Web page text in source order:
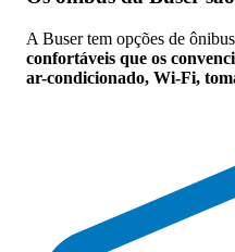
A Buser tem opções de
confortáveis que os
ar-condicionado, Wi-Fi,